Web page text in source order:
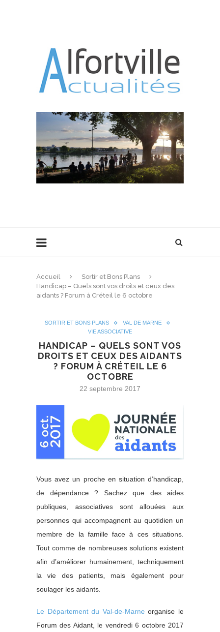
Accueil
Sortir et Bons Plans
Handicap – Quels sont vos droits et ceux des
aidants ? Forum à Créteil le 6 octobre
SORTIR ET BONS PLANS
VAL DE MARNE
VIE ASSOCIATIVE
HANDICAP – QUELS SONT VOS
DROITS ET CEUX DES AIDANTS
? FORUM À CRÉTEIL LE 6
OCTOBRE
22 septembre 2017
Vous avez un proche en situation d’handicap,
de dépendance ? Sachez que des aides
publiques, associatives sont allouées aux
personnes qui accompagnent au quotidien un
membre de la famille face à ces situations.
Tout comme de nombreuses solutions existent
afin d’améliorer humainement, techniquement
la vie des patients, mais également pour
soulager les aidants.
Le Département du Val-de-Marne organise le
Forum des Aidant, le vendredi 6 octobre 2017